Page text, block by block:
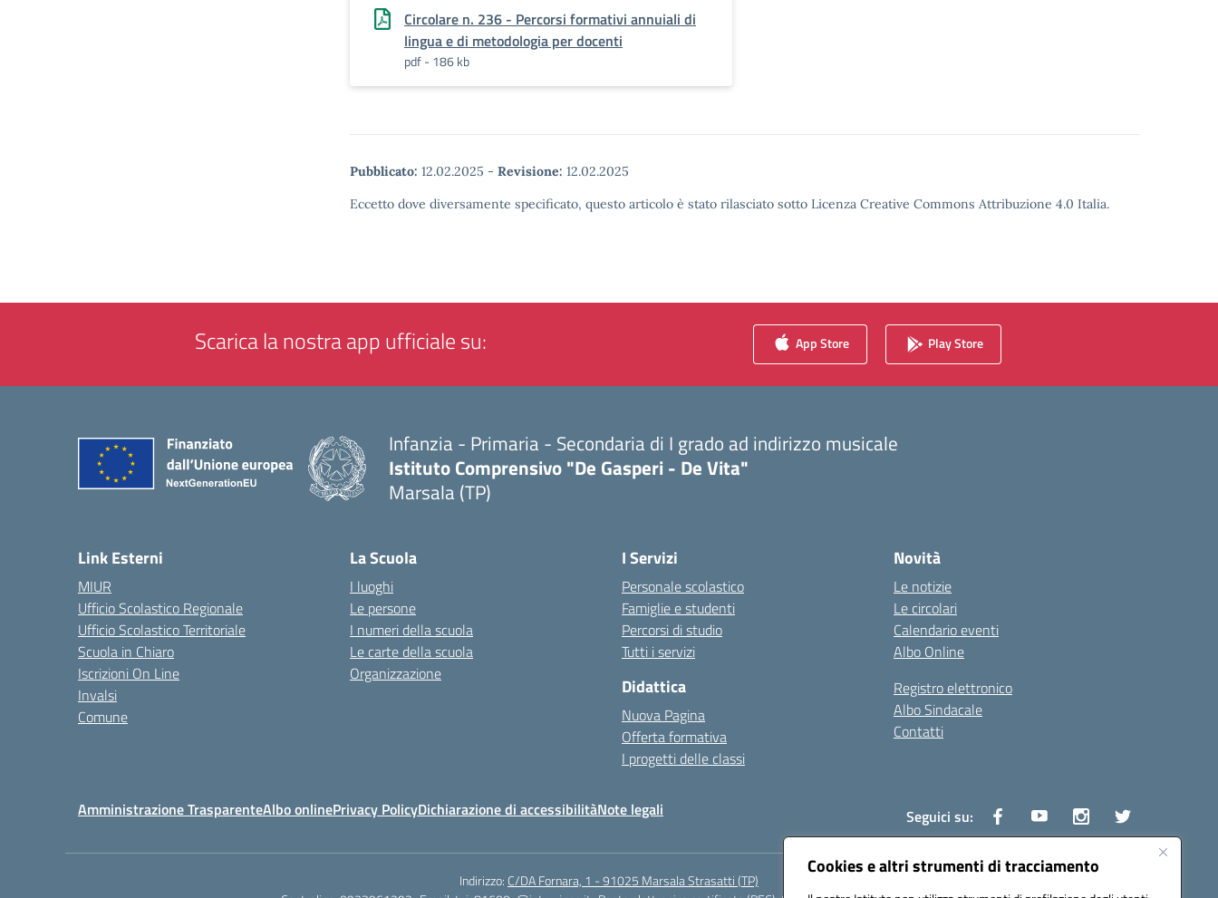
Cookies e altri strumenti di tracciamento
Circolare n. 236 - Percorsi formativi annuiali di
lingua e di metodologia per docenti
pdf - 186 kb
Pubblicato: 12.02.2025 - Revisione: 12.02.2025
Eccetto dove diversamente specificato, questo articolo è stato rilasciato sotto Licenza Creative Commons Attribuzione 4.0 Italia.
Scarica la nostra app ufficiale su: App Store Play Store
Infanzia - Primaria - Secondaria di I grado ad indirizzo musicale
Istituto Comprensivo "De Gasperi - De Vita"
Marsala (TP)
Link Esterni
MIUR
Ufficio Scolastico Regionale
Ufficio Scolastico Territoriale
Scuola in Chiaro
Iscrizioni On Line
Invalsi
Comune
La Scuola
I luoghi
Le persone
I numeri della scuola
Le carte della scuola
Organizzazione
I Servizi
Personale scolastico
Famiglie e studenti
Percorsi di studio
Tutti i servizi
Didattica
Nuova Pagina
Offerta formativa
I progetti delle classi
Novità
Le notizie
Le circolari
Calendario eventi
Albo Online
Registro elettronico
Albo Sindacale
Contatti
Amministrazione TrasparenteAlbo onlinePrivacy PolicyDichiarazione di accessibilitàNote legali Seguici su:
Indirizzo: C/DA Fornara, 1 - 91025 Marsala Strasatti (TP)